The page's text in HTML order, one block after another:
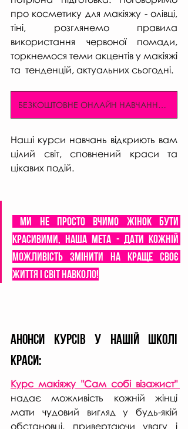
про косметику для макіяжу - олівці,
тіні, розглянемо правила
використання червоної помади,
торкнемося теми акцентів у макіяжі
та  тенденцій, актуальних сьогодні.
БЕЗКОШТОВНЕ ОНЛАЙН НАВЧАННЯ МАКІЯЖУ
Наші курси навчань відкриють вам
цілий світ, сповнений краси та
цікавих подій.
Ми не просто вчимо жінок бути
красивими, наша мета - дати кожній
можливість змінити на краще своє
життя і світ навколо!
Анонси курсів у нашій школі
краси:
Курс макіяжу "Сам собі візажист"
надає можливість кожній жінці
мати чудовий вигляд у будь-якій
обстановці, привертаючи увагу і